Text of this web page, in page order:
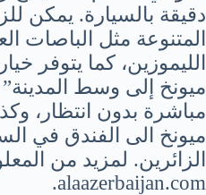
دقيقة بالسيارة. يمكن
المتنوعة مثل الباصات
الليموزين، كما يتوفر
ميونخ إلى وسط
مباشرة بدون انتظار،
ميونخ الى الفندق في
الزائرين. لمزيد من
alaazerbaijan.com.